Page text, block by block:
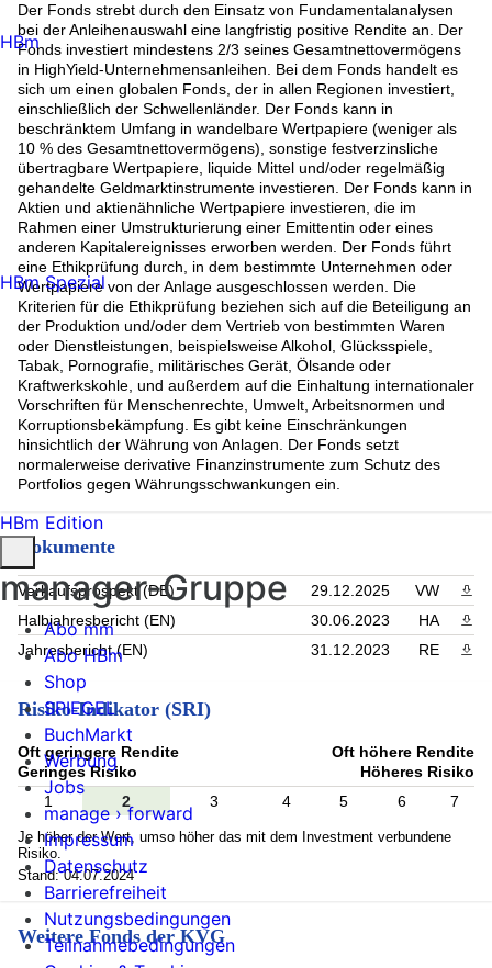
Der Fonds strebt durch den Einsatz von Fundamentalanalysen
bei der Anleihenauswahl eine langfristig positive Rendite an. Der
Fonds investiert mindestens 2/3 seines Gesamtnettovermögens
in HighYield-Unternehmensanleihen. Bei dem Fonds handelt es
sich um einen globalen Fonds, der in allen Regionen investiert,
einschließlich der Schwellenländer. Der Fonds kann in
beschränktem Umfang in wandelbare Wertpapiere (weniger als
10 % des Gesamtnettovermögens), sonstige festverzinsliche
übertragbare Wertpapiere, liquide Mittel und/oder regelmäßig
gehandelte Geldmarktinstrumente investieren. Der Fonds kann in
Aktien und aktienähnliche Wertpapiere investieren, die im
Rahmen einer Umstrukturierung einer Emittentin oder eines
anderen Kapitalereignisses erworben werden. Der Fonds führt
eine Ethikprüfung durch, in dem bestimmte Unternehmen oder
Wertpapiere von der Anlage ausgeschlossen werden. Die
Kriterien für die Ethikprüfung beziehen sich auf die Beteiligung an
der Produktion und/oder dem Vertrieb von bestimmten Waren
oder Dienstleistungen, beispielsweise Alkohol, Glücksspiele,
Tabak, Pornografie, militärisches Gerät, Ölsande oder
Kraftwerkskohle, und außerdem auf die Einhaltung internationaler
Vorschriften für Menschenrechte, Umwelt, Arbeitsnormen und
Korruptionsbekämpfung. Es gibt keine Einschränkungen
hinsichtlich der Währung von Anlagen. Der Fonds setzt
normalerweise derivative Finanzinstrumente zum Schutz des
Portfolios gegen Währungsschwankungen ein.
Dokumente
Verkaufsprospekt (DE) 29.12.2025 VW
Halbjahresbericht (EN)
30.06.2023 HA
Jahresbericht (EN)
31.12.2023 RE
Risiko-Indikator (SRI)
Oft geringere Rendite
Geringes Risiko
Oft höhere Rendite
Höheres Risiko
1
2 3 4 5 6 7
Je höher der Wert, umso höher das mit dem Investment verbundene
Risiko.
Stand: 04.07.2024
Weitere Fonds der KVG
HBm
HBm Spezial
HBm Edition
manager-Gruppe
Abo mm
Abo HBm
Shop
SPIEGEL
BuchMarkt
Werbung
Jobs
manage › forward
Impressum
Datenschutz
Barrierefreiheit
Nutzungsbedingungen
Teilnahmebedingungen